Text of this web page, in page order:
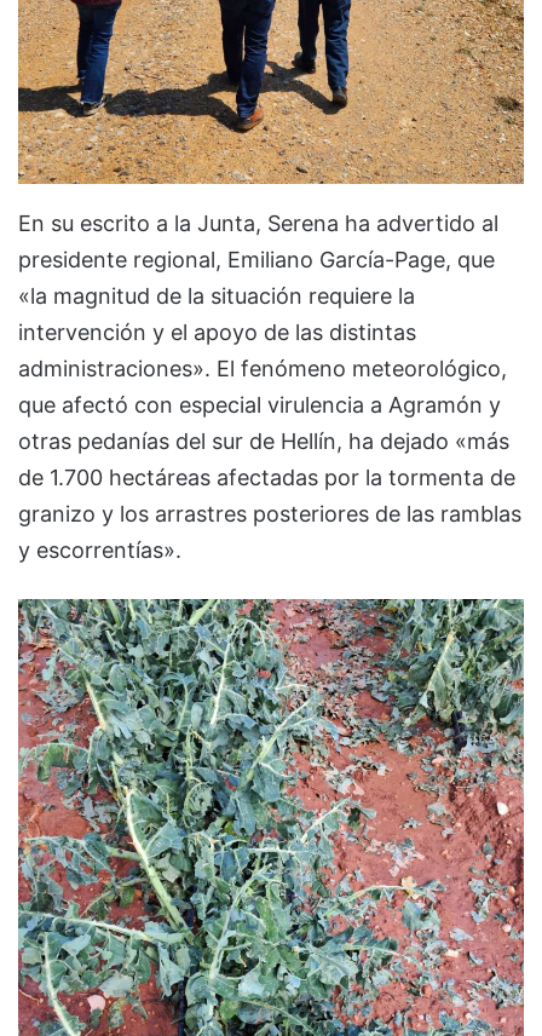
En su escrito a la Junta, Serena ha advertido al
presidente regional, Emiliano García-Page, que
«la magnitud de la situación requiere la
intervención y el apoyo de las distintas
administraciones». El fenómeno meteorológico,
que afectó con especial virulencia a Agramón y
otras pedanías del sur de Hellín, ha dejado «más
de 1.700 hectáreas afectadas por la tormenta de
granizo y los arrastres posteriores de las ramblas
y escorrentías».